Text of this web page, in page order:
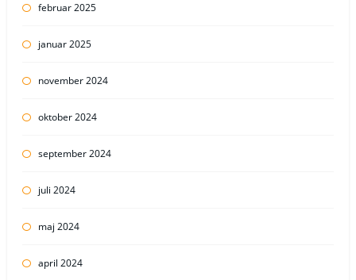
februar 2025
januar 2025
november 2024
oktober 2024
september 2024
juli 2024
maj 2024
april 2024